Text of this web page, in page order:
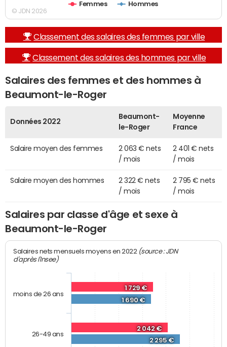
Femmes
Hommes
© JDN 2026
Classement des salaires des femmes par ville
Classement des salaires des hommes par ville
Salaires des femmes et des hommes à
Beaumont-le-Roger
Données 2022
Beaumont-
le-Roger
Moyenne
France
Salaire moyen des femmes
2 063 € nets
/ mois
2 401 € nets
/ mois
Salaire moyen des hommes
2 322 € nets
/ mois
2 795 € nets
/ mois
Salaires par classe d'âge et sexe à
Beaumont-le-Roger
Salaires nets mensuels moyens en 2022 (source : JDN
d'après l'Insee)
1 729 €
2 042 €
1 690 €
2 295 €
moins de 26 ans
26-49 ans